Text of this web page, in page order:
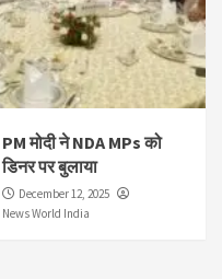
PM मोदी ने NDA MPs को
डिनर पर बुलाया
December 12, 2025
News World India